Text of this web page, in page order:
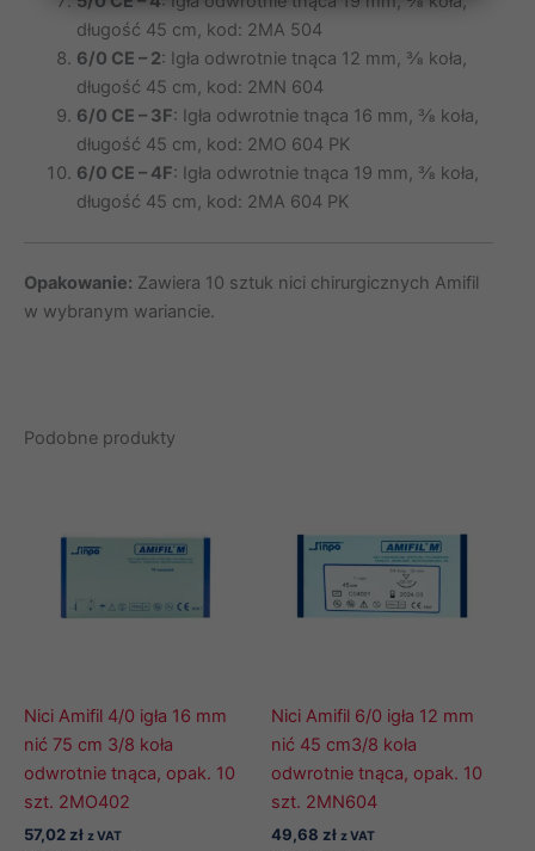
długość 45 cm, kod: 2MA 504
6/0 CE – 2: Igła odwrotnie tnąca 12 mm, ⅜ koła,
długość 45 cm, kod: 2MN 604
6/0 CE – 3F: Igła odwrotnie tnąca 16 mm, ⅜ koła,
długość 45 cm, kod: 2MO 604 PK
6/0 CE – 4F: Igła odwrotnie tnąca 19 mm, ⅜ koła,
długość 45 cm, kod: 2MA 604 PK
Opakowanie: Zawiera 10 sztuk nici chirurgicznych Amifil
w wybranym wariancie.
Podobne produkty
Nici Amifil 4/0 igła 16 mm
nić 75 cm 3/8 koła
odwrotnie tnąca, opak. 10
szt. 2MO402
57,02 zł z VAT
Nici Amifil 6/0 igła 12 mm
nić 45 cm3/8 koła
odwrotnie tnąca, opak. 10
szt. 2MN604
49,68 zł z VAT